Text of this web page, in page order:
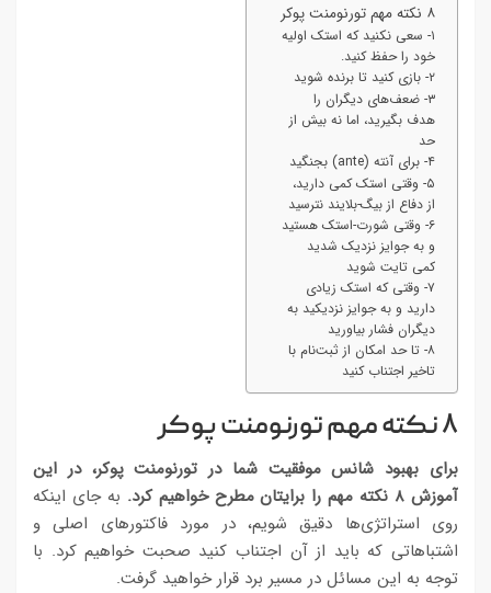
۸ نکته مهم تورنومنت پوکر
۱- سعی نکنید که استک اولیه
خود را حفظ کنید.
۲- بازی کنید تا برنده شوید
۳- ضعف‌های دیگران را
هدف بگیرید، اما نه بیش از
حد
۴- برای آنته (ante) بجنگید
۵- وقتی استک کمی دارید،
از دفاع از بیگ-بلایند نترسید
۶- وقتی شورت-استک هستید
و به جوایز نزدیک شدید
کمی تایت شوید
۷- وقتی که استک زیادی
دارید و به جوایز نزدیکید به
دیگران فشار بیاورید
۸- تا حد امکان از ثبت‌نام با
تاخیر اجتناب کنید
۸ نکته مهم تورنومنت پوکر
برای بهبود شانس موفقیت شما در تورنومنت پوکر، در این
آموزش ۸ نکته مهم را برایتان مطرح خواهیم کرد.
به جای اینکه
روی استراتژی‌ها دقیق شویم، در مورد فاکتورهای اصلی و
اشتباهاتی که باید از آن اجتناب کنید صحبت خواهیم کرد. با
توجه به این مسائل در مسیر برد قرار خواهید گرفت.